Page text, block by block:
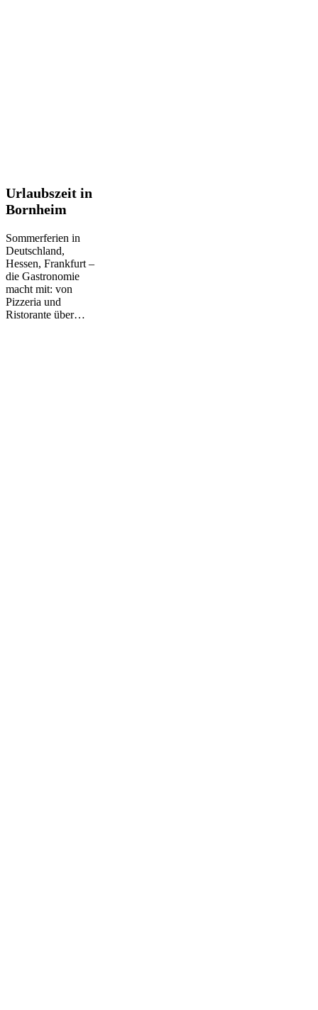
Urlaubszeit
in
Bornheim
Urlaubszeit in
Bornheim
Sommerferien in
Deutschland,
Hessen, Frankfurt –
die Gastronomie
macht mit: von
Pizzeria und
Ristorante über…